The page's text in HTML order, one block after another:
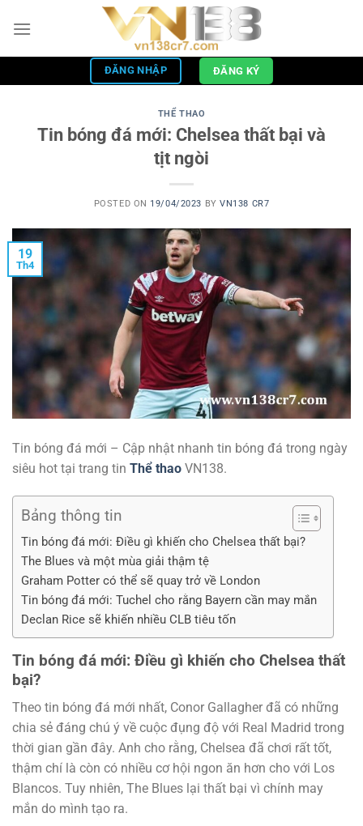
ĐĂNG NHẬP ĐĂNG KÝ
THỂ THAO
Tin bóng đá mới: Chelsea thất bại và
tịt ngòi
POSTED ON 19/04/2023 BYVN138 CR7
19
Th4
Tin bóng đá mới – Cập nhật nhanh tin bóng đá trong ngày
siêu hot tại trang tin Thể thao VN138.
Bảng thông tin
Tin bóng đá mới: Điều gì khiến cho Chelsea thất bại?
The Blues và một mùa giải thậm tệ
Graham Potter có thể sẽ quay trở về London
Tin bóng đá mới: Tuchel cho rằng Bayern cần may mắn
Declan Rice sẽ khiến nhiều CLB tiêu tốn
Tin bóng đá mới: Điều gì khiến cho Chelsea thất
bại?
Theo tin bóng đá mới nhất, Conor Gallagher đã có những
chia sẻ đáng chú ý về cuộc đụng độ với Real Madrid trong
thời gian gần đây. Anh cho rằng, Chelsea đã chơi rất tốt,
thậm chí là còn có nhiều cơ hội ngon ăn hơn cho với Los
Blancos. Tuy nhiên, The Blues lại thất bại vì chính may
mắn do mình tạo ra.